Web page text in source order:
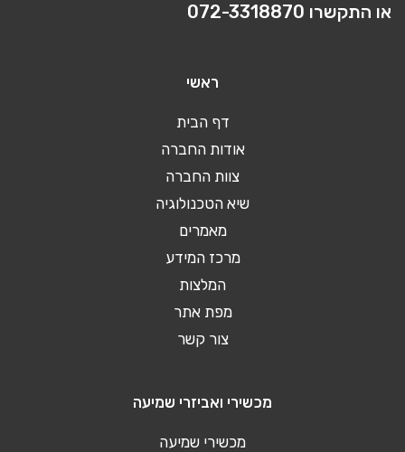
או התקשרו 072-3318870
ראשי
דף הבית
אודות החברה
צוות החברה
שיא הטכנולוגיה
מאמרים
מרכז המידע
המלצות
מפת אתר
צור קשר
מכשירי ואביזרי שמיעה
מכשירי שמיעה